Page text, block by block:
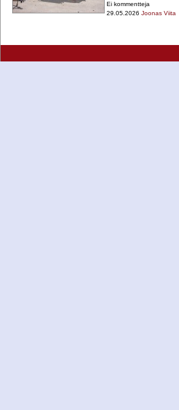
Ei kommentteja
29.05.2026 Joonas Viita